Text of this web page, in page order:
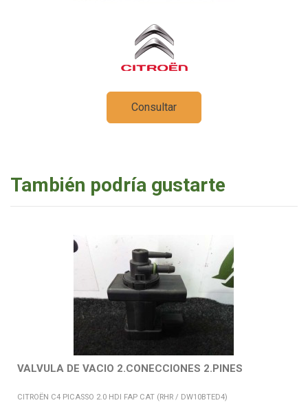
Consultar
También podría gustarte
VALVULA DE VACIO 2.CONECCIONES 2.PINES
CITROËN C4 PICASSO 2.0 HDI FAP CAT (RHR / DW10BTED4)